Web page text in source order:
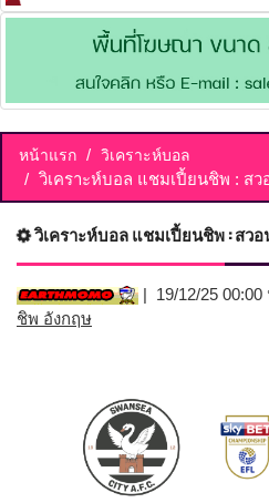
หน้าแรก วิเคราะห์บอล
วิเคราะห์บอล แชมเปี้ยนชิพ : สว
วิเคราะห์บอล แชมเปี้ยนชิพ : สวอ
| 19/12/25 00:00
ชิพ อังกฤษ